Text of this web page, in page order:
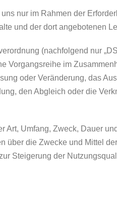
nur im Rahmen der
und der dort angebotenen
(nachfolgend nur
Vorgangsreihe im
oder Veränderung, das
den Abgleich oder die
Umfang, Zweck, Dauer
über die Zwecke und Mittel
Steigerung der